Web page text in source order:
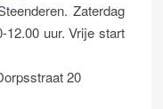
Zaterdag
12.00 uur. Vrije start
20